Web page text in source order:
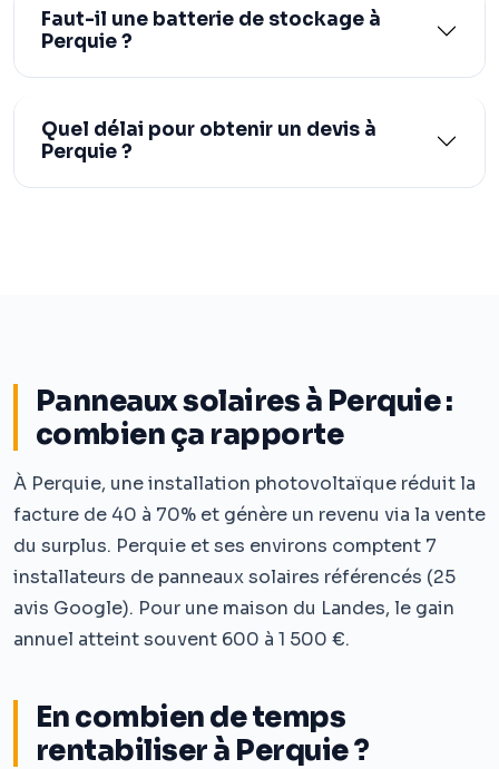
Panneaux solaires à Perquie :
combien ça rapporte
À Perquie, une installation photovoltaïque réduit la
facture de 40 à 70% et génère un revenu via la vente
du surplus. Perquie et ses environs comptent 7
installateurs de panneaux solaires référencés (25
avis Google). Pour une maison du Landes, le gain
annuel atteint souvent 600 à 1 500 €.
En combien de temps
rentabiliser à Perquie ?
Faut-il une batterie de stockage à
Perquie ?
Quel délai pour obtenir un devis à
Perquie ?